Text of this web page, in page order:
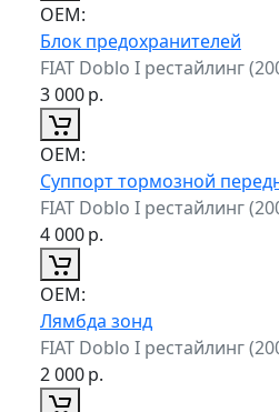
ОЕМ:
Блок предохранителей
FIAT Doblo I рестайлинг
3 000р.
ОЕМ:
Суппорт тормозной
FIAT Doblo I рестайлинг
4 000р.
ОЕМ:
Лямбда зонд
FIAT Doblo I рестайлинг
2 000р.